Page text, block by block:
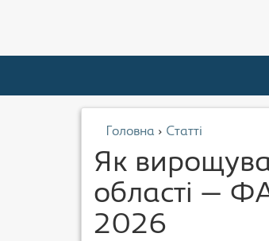
Головна › Статті
Як
області —
2026